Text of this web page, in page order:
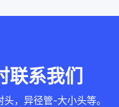
联系我们
，异径管-大小头等。